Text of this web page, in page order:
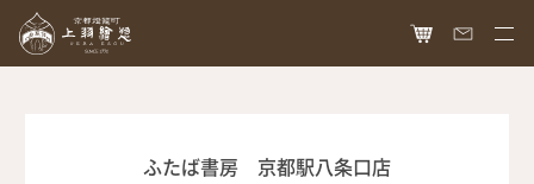
ふたば書房 京都駅八条口店